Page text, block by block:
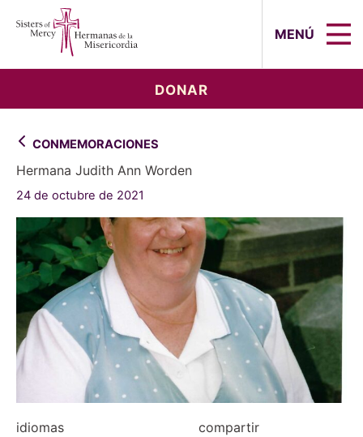
MENÚ
DONAR
CONMEMORACIONES
Hermana Judith Ann Worden
24 de octubre de 2021
idiomas compartir